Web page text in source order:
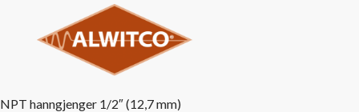
NPT hanngjenger 1/2″ (12,7 mm)